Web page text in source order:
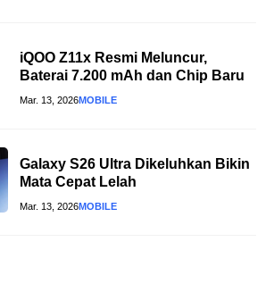
iQOO Z11x Resmi Meluncur,
Baterai 7.200 mAh dan Chip Baru
Mar. 13, 2026MOBILE
Galaxy S26 Ultra Dikeluhkan Bikin
Mata Cepat Lelah
Mar. 13, 2026MOBILE